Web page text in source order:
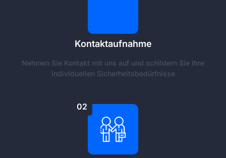
Kontaktaufnahme
Nehmen Sie Kontakt mit uns auf und schildern Sie Ihre
individuellen Sicherheitsbedürfnisse
02